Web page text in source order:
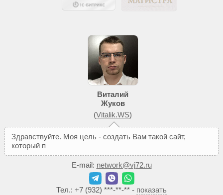
Виталий
Жуков
(Vitalik.WS)
Здравствуйте. Моя цель - создать Вам такой сайт,
который п
E-mail: network@vj72.ru
Тел.: +7 (932) ***-**-** - показать